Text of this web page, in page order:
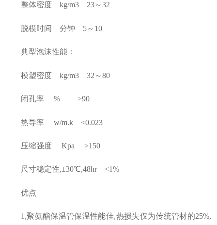
整体密度 kg/m3 23～32
脱模时间 分钟 5～10
典型泡沫性能：
模塑密度 kg/m3 32～80
闭孔率 % >90
热导率 w/m.k <0.023
压缩强度 Kpa >150
尺寸稳定性,±30℃,48hr <1%
优点
1,聚氨酯保温管保温性能佳,热损失仅为传统管材的25%,